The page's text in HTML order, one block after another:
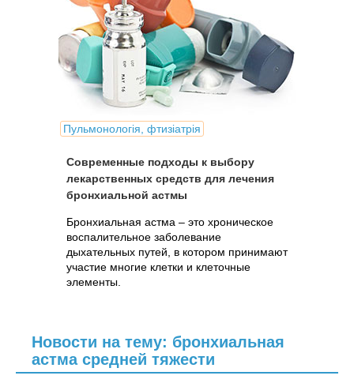
Пульмонологія, фтизіатрія
Современные подходы к выбору
лекарственных средств для лечения
бронхиальной астмы
Бронхиальная астма – это хроническое
воспалительное заболевание
дыхательных путей, в котором принимают
участие многие клетки и клеточные
элементы.
Новости на тему: бронхиальная
астма средней тяжести